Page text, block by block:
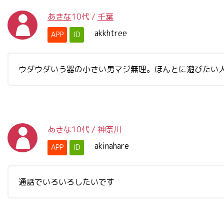
あきな10代 / 千葉
APP ID akkhtree
ウダウダいう器の小さい男マジ無理。ほんとに遊びたい
あきな10代 / 神奈川
APP ID akinahare
通話でいろいろしたいです